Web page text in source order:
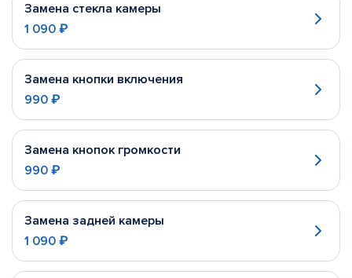
Замена стекла камеры
1 090 ₽
Замена кнопки включения
990 ₽
Замена кнопок громкости
990 ₽
Замена задней камеры
1 090 ₽